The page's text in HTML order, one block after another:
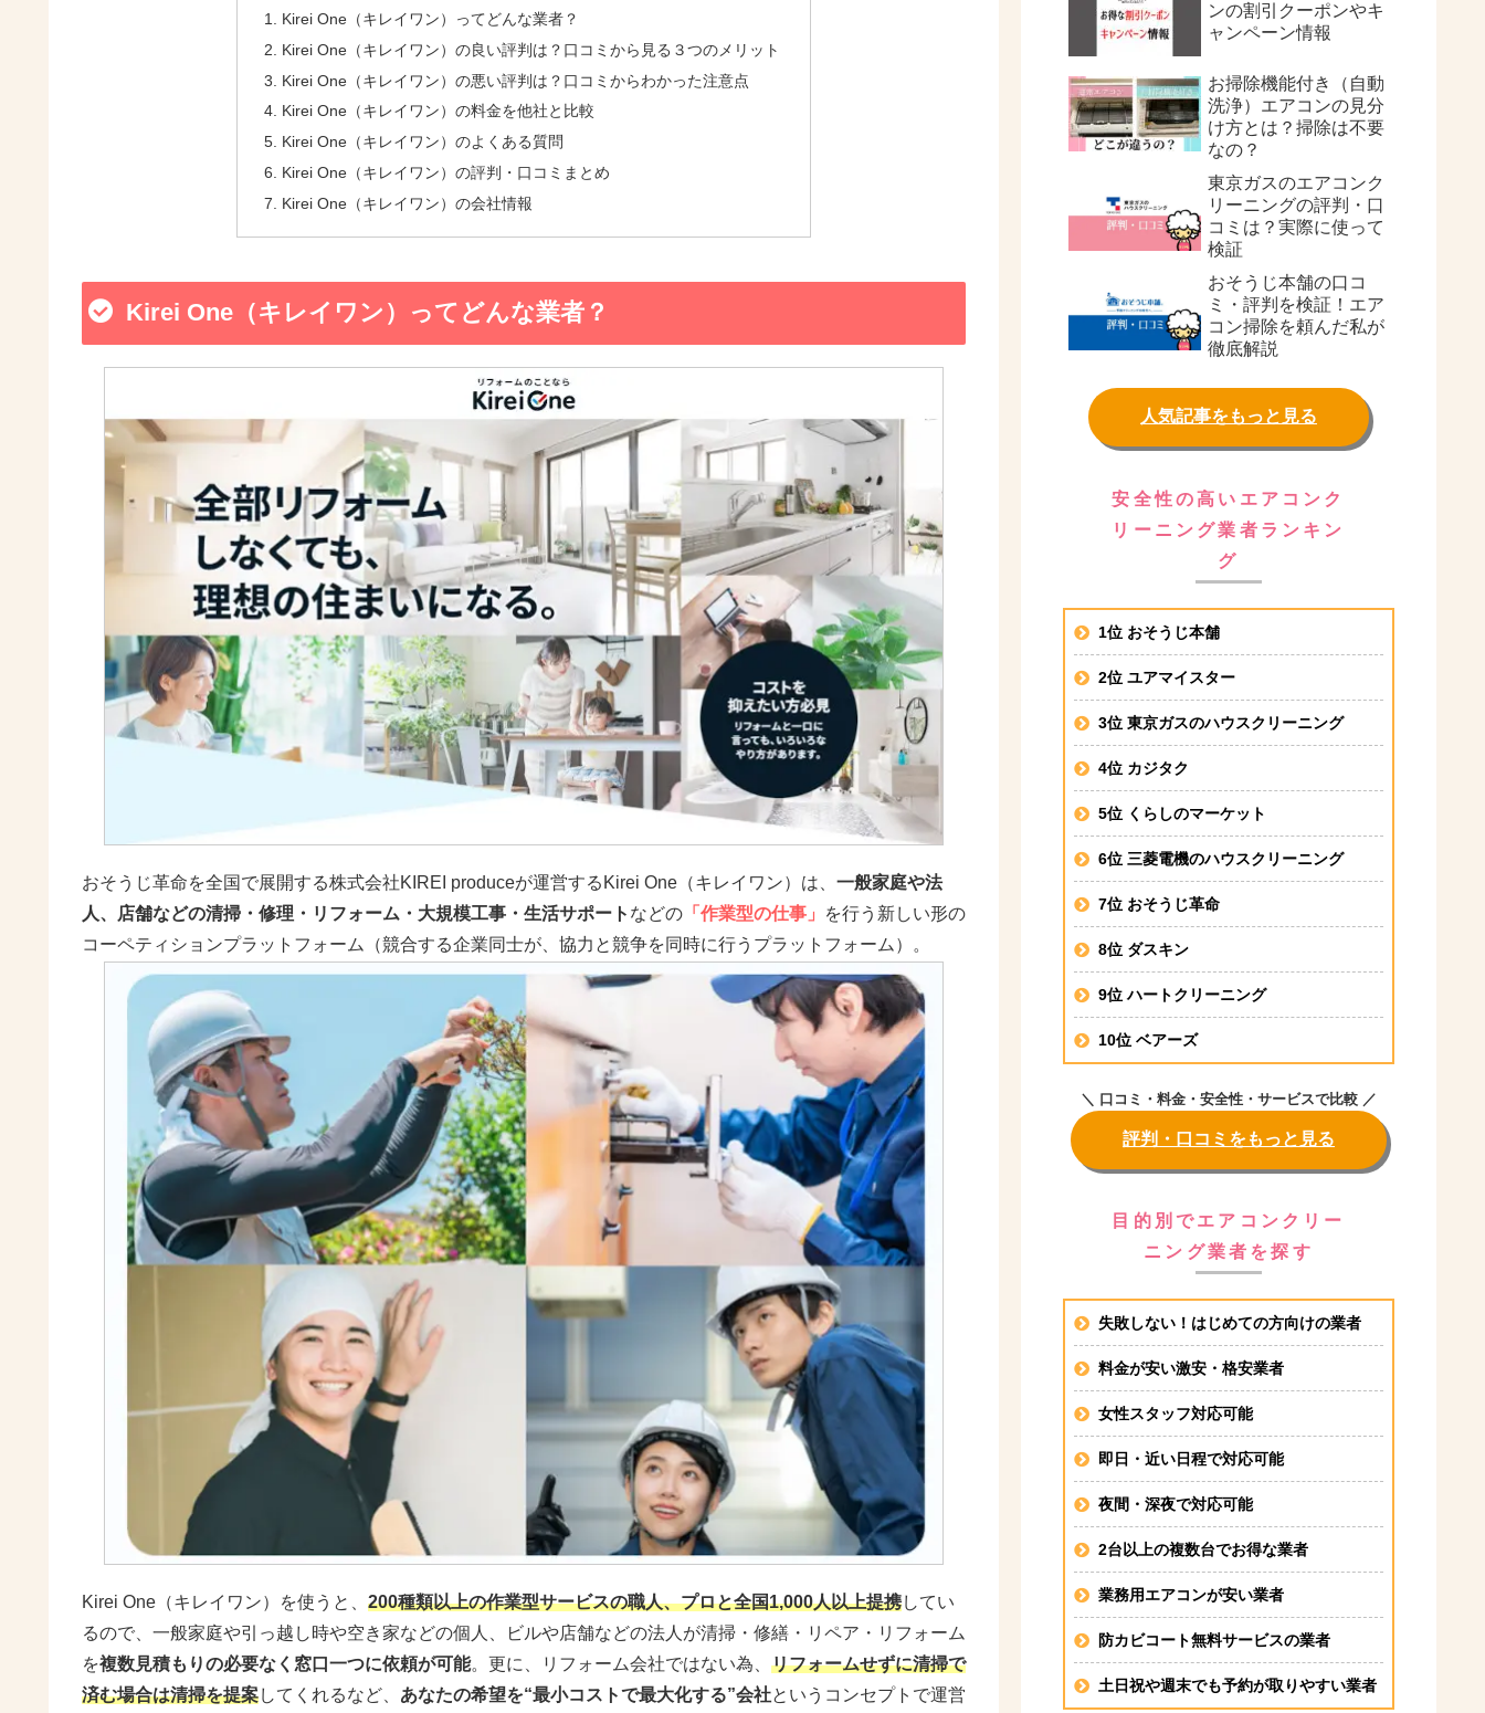
Kirei One（キレイワン）ってどんな業者？
Kirei One（キレイワン）の良い評判は？口コミから見る３つのメリット
Kirei One（キレイワン）の悪い評判は？口コミからわかった注意点
Kirei One（キレイワン）の料金を他社と比較
Kirei One（キレイワン）のよくある質問
Kirei One（キレイワン）の評判・口コミまとめ
Kirei One（キレイワン）の会社情報
Kirei One（キレイワン）ってどんな業者？
おそうじ革命を全国で展開する株式会社KIREI produceが運営するKirei One（キレイワン）は、 一般家庭や法
人、店舗などの清掃・修理・リフォーム・大規模工事・生活サポート などの 「作業型の仕事」
を行う新しい形の
コーペティションプラットフォーム（競合する企業同士が、協力と競争を同時に行うプラットフォーム）。
Kirei One（キレイワン）を使うと、 200種類以上の作業型サービスの職人、プロと全国1,000人以上提携してい
るので、一般家庭や引っ越し時や空き家などの個人、ビルや店舗などの法人が清掃・修繕・リペア・リフォーム
を複数見積もりの必要なく窓口一つに依頼が可能。更に、リフォーム会社ではない為、 リフォームせずに清掃で
済む場合は清掃を提案してくれるなど、 あなたの希望を“最小コストで最大化する”会社というコンセプトで運営
ンの割引クーポンやキ
ャンペーン情報
お掃除機能付き（自動
洗浄）エアコンの見分
け方とは？掃除は不要
なの？
東京ガスのエアコンク
リーニングの評判・口
コミは？実際に使って
検証
おそうじ本舗の口コ
ミ・評判を検証！エア
コン掃除を頼んだ私が
徹底解説
人気記事をもっと見る
安全性の高いエアコンク
リーニング業者ランキン
グ
1位 おそうじ本舗
2位 ユアマイスター
3位 東京ガスのハウスクリーニング
4位 カジタク
5位 くらしのマーケット
6位 三菱電機のハウスクリーニング
7位 おそうじ革命
8位 ダスキン
9位 ハートクリーニング
10位 ベアーズ
＼ 口コミ・料金・安全性・サービスで比較 ／
評判・口コミをもっと見る
目的別でエアコンクリー
ニング業者を探す
失敗しない！はじめての方向けの業者
料金が安い激安・格安業者
女性スタッフ対応可能
即日・近い日程で対応可能
夜間・深夜で対応可能
2台以上の複数台でお得な業者
業務用エアコンが安い業者
防カビコート無料サービスの業者
土日祝や週末でも予約が取りやすい業者